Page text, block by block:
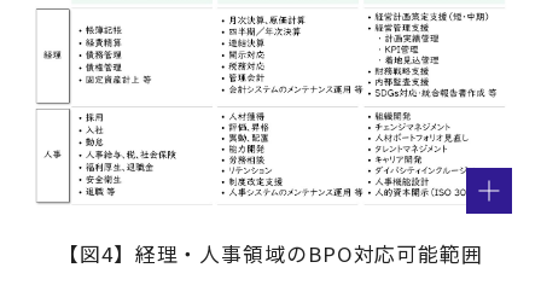
【図4】経理・人事領域のBPO対応可能範囲